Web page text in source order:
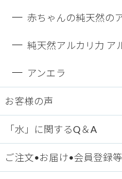
赤ちゃんの純天然の
純天然アルカリ力 ア
アンエラ
お客様の声
「水」に関するQ＆A
ご注文•お届け•会員登録